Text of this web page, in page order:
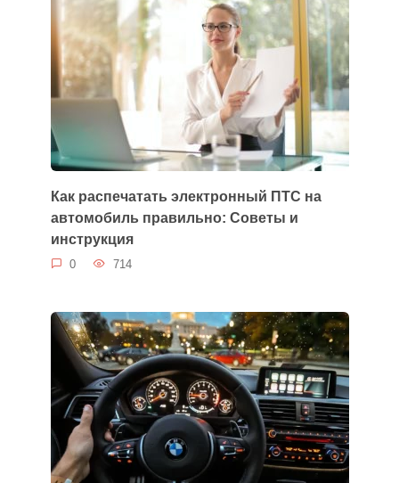
Как распечатать электронный ПТС на
автомобиль правильно: Советы и
инструкция
0 714